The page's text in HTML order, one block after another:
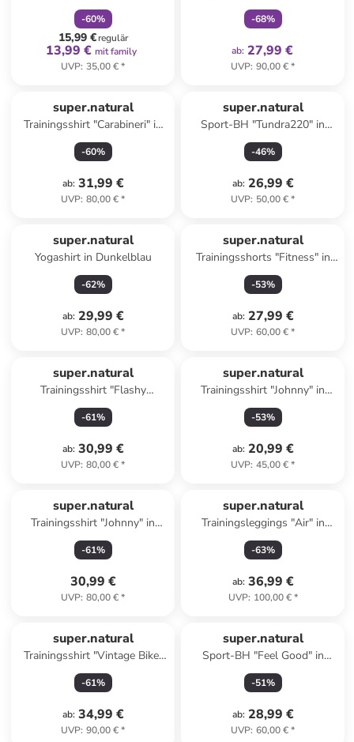
-60%
15,99 €regulär
13,99 € mit family
UVP: 35,00 €*
-68%
ab: 27,99 €
UVP: 90,00 €*
super.natural
Trainingsshirt "Carabineri" in
Türkis
-60%
ab: 31,99 €
UVP: 80,00 €*
super.natural
Sport-BH "Tundra220" in
Dunkelblau
-46%
ab: 26,99 €
UVP: 50,00 €*
super.natural
Yogashirt in Dunkelblau
-62%
ab: 29,99 €
UVP: 80,00 €*
super.natural
Trainingsshorts "Fitness" in
Schwarz
-53%
ab: 27,99 €
UVP: 60,00 €*
super.natural
Trainingsshirt "Flashy
Sneaker" in Schwarz
-61%
ab: 30,99 €
UVP: 80,00 €*
super.natural
Trainingsshirt "Johnny" in
Grau
-53%
ab: 20,99 €
UVP: 45,00 €*
super.natural
Trainingsshirt "Johnny" in
Dunkelblau
-61%
30,99 €
UVP: 80,00 €*
super.natural
Trainingsleggings "Air" in
Schwarz
-63%
ab: 36,99 €
UVP: 100,00 €*
super.natural
Trainingsshirt "Vintage Bike"
in Grau
-61%
ab: 34,99 €
UVP: 90,00 €*
super.natural
Sport-BH "Feel Good" in
Schwarz
-51%
ab: 28,99 €
UVP: 60,00 €*